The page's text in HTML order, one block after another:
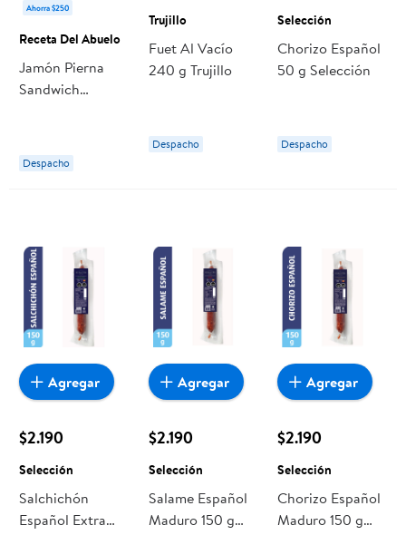
Ahorra $250
Receta Del Abuelo
Jamón Pierna
Sandwich
Abuelo
Despacho
Trujillo
Fuet Al Vacío
240 g Trujillo
Despacho
Selección
Chorizo Español
50 g Selección
Despacho
$2.190
Selección
Salchichón
Español Extra
Agregar
$2.190
Selección
Salame Español
Maduro 150 g
Agregar
$2.190
Selección
Chorizo Español
Maduro 150 g
Agregar